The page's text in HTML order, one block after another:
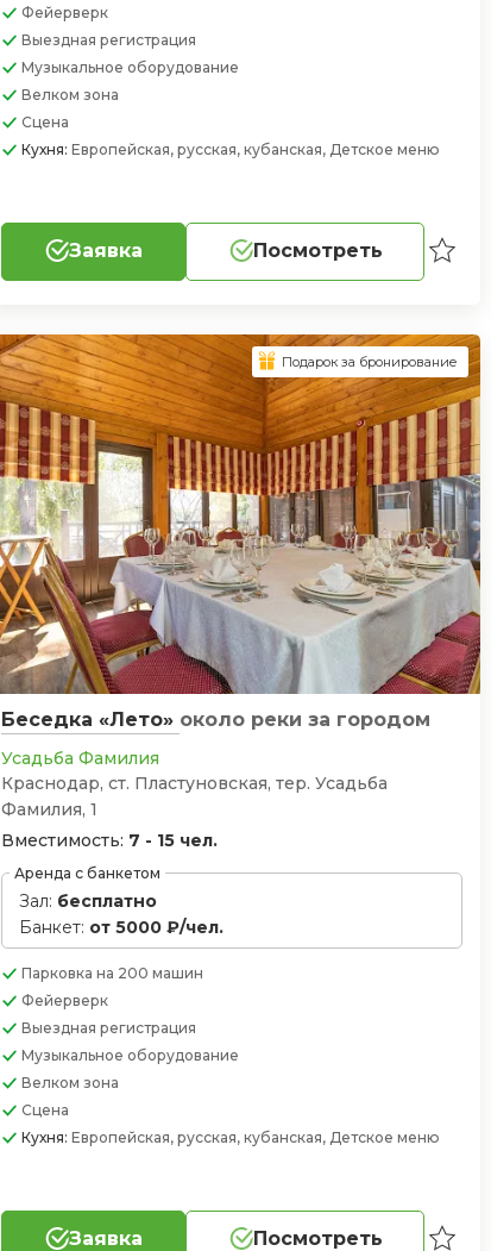
Фейерверк
Выездная регистрация
Музыкальное оборудование
Велком зона
Сцена
Кухня:Европейская, русская, кубанская, Детское меню
Заявка Посмотреть
Беседка «Лето» около реки за городом
Усадьба Фамилия
Краснодар, ст. Пластуновская, тер. Усадьба
Фамилия, 1
Вместимость: 7 - 15 чел.
Аренда с банкетом
Зал: бесплатно
Банкет: от 5000 ₽/чел.
Парковкана 200 машин
Фейерверк
Выездная регистрация
Музыкальное оборудование
Велком зона
Сцена
Кухня:Европейская, русская, кубанская, Детское меню
Заявка Посмотреть
Подарок за бронирование